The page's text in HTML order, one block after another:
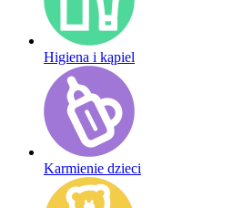
Higiena i kąpiel
Karmienie dzieci